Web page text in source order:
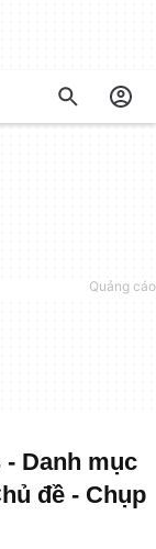
- Danh mục
đề - Chụp